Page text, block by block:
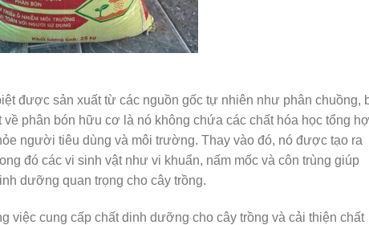
được sản xuất từ các nguồn gốc tự nhiên như phân chuồng,
phân bón hữu cơ là nó không chứa các chất hóa học tổng
người tiêu dùng và môi trường. Thay vào đó, nó được tạo ra
đó các vi sinh vật như vi khuẩn, nấm mốc và côn trùng giúp
dưỡng quan trọng cho cây trồng.
việc cung cấp chất dinh dưỡng cho cây trồng và cải thiện chất